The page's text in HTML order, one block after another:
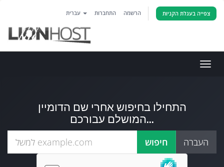
התחברות הרשמה צפייה בעגלת הקניות
התחילו בחיפוש אחרי שם הדומיין
המושלם עבורכם...